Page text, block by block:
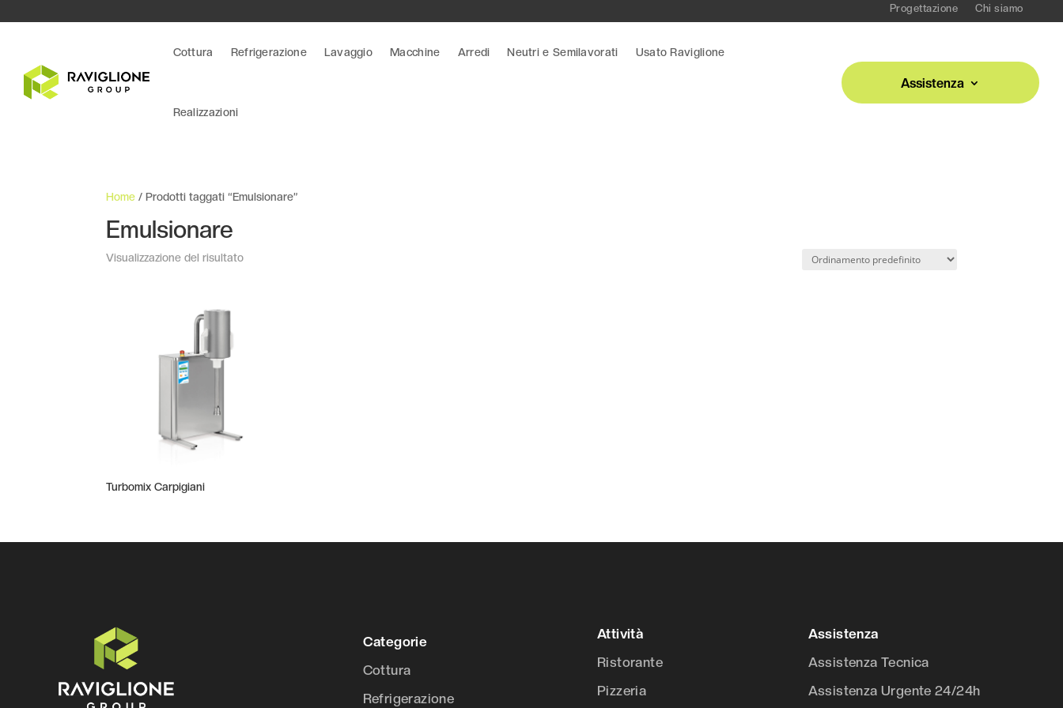
Progettazione Chi siamo
Cottura Refrigerazione Lavaggio Macchine Arredi Neutri e Semilavorati Usato Raviglione
Realizzazioni
Assistenza
Home / Prodotti taggati “Emulsionare”
Emulsionare
Visualizzazione del risultato
Turbomix Carpigiani
Categorie
Cottura
Refrigerazione
Attività
Ristorante
Pizzeria
Assistenza
Assistenza Tecnica
Assistenza Urgente 24/24h